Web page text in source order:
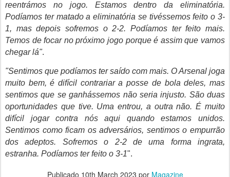
reentrámos no jogo. Estamos dentro da eliminatória.
Podíamos ter matado a eliminatória se tivéssemos feito o 3-
1, mas depois sofremos o 2-2. Podíamos ter feito mais.
Temos de focar no próximo jogo porque é assim que vamos
chegar lá".
"Sentimos que podíamos ter saído com mais. O Arsenal joga
muito bem, é difícil contrariar a posse de bola deles, mas
sentimos que se ganhássemos não seria injusto. São duas
oportunidades que tive. Uma entrou, a outra não. É muito
difícil jogar contra nós aqui quando estamos unidos.
Sentimos como ficam os adversários, sentimos o empurrão
dos adeptos. Sofremos o 2-2 de uma forma ingrata,
estranha. Podíamos ter feito o 3-1".
Publicado 10th March 2023 por Magazine